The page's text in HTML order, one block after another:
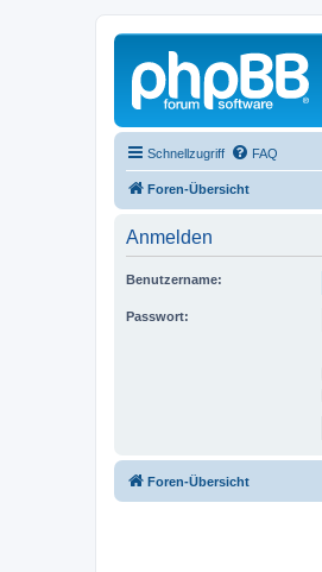
Schnellzugriff FAQ
Foren-Übersicht
Anmelden
Benutzername:
Passwort:
Foren-Übersicht